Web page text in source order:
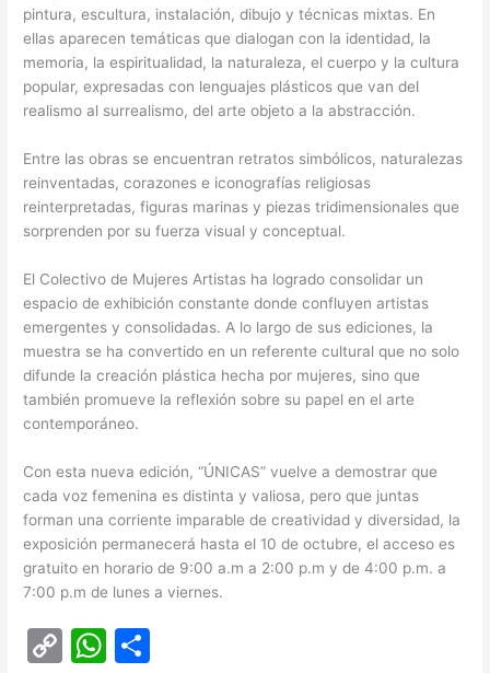
pintura, escultura, instalación, dibujo y técnicas mixtas. En
ellas aparecen temáticas que dialogan con la identidad, la
memoria, la espiritualidad, la naturaleza, el cuerpo y la cultura
popular, expresadas con lenguajes plásticos que van del
realismo al surrealismo, del arte objeto a la abstracción.
Entre las obras se encuentran retratos simbólicos, naturalezas
reinventadas, corazones e iconografías religiosas
reinterpretadas, figuras marinas y piezas tridimensionales que
sorprenden por su fuerza visual y conceptual.
El Colectivo de Mujeres Artistas ha logrado consolidar un
espacio de exhibición constante donde confluyen artistas
emergentes y consolidadas. A lo largo de sus ediciones, la
muestra se ha convertido en un referente cultural que no solo
difunde la creación plástica hecha por mujeres, sino que
también promueve la reflexión sobre su papel en el arte
contemporáneo.
Con esta nueva edición, “ÚNICAS” vuelve a demostrar que
cada voz femenina es distinta y valiosa, pero que juntas
forman una corriente imparable de creatividad y diversidad, la
exposición permanecerá hasta el 10 de octubre, el acceso es
gratuito en horario de 9:00 a.m a 2:00 p.m y de 4:00 p.m. a
7:00 p.m de lunes a viernes.
C
W